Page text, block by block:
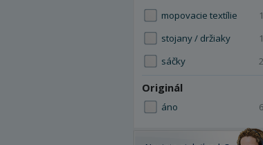
mopovacie textílie
1
stojany / držiaky
1
sáčky
2
Originál
áno 6